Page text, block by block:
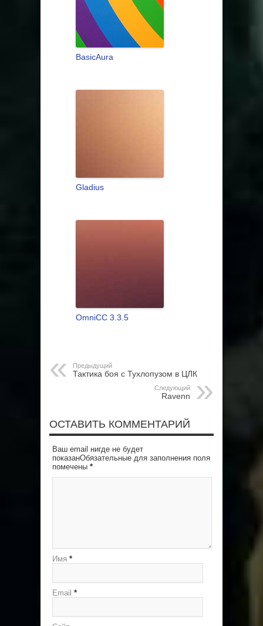
BasicAura
Gladius
OmniCC 3.3.5
Предыдущий
Тактика боя с Тухлопузом в ЦЛК
Следующий
Ravenn
ОСТАВИТЬ КОММЕНТАРИЙ
Ваш email нигде не будет
показанОбязательные для заполнения поля
помечены *
Имя *
Email *